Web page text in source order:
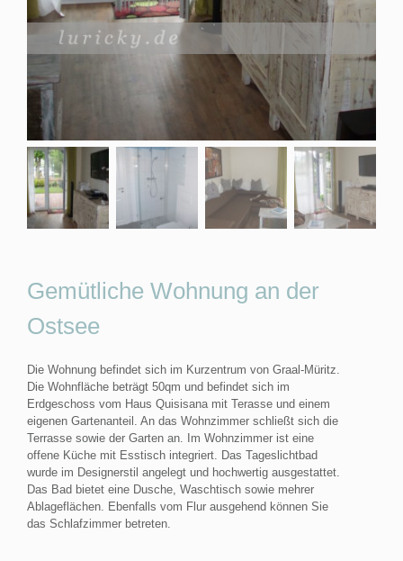
Gemütliche Wohnung an der
Ostsee
Die Wohnung befindet sich im Kurzentrum von Graal-Müritz.
Die Wohnfläche beträgt 50qm und befindet sich im
Erdgeschoss vom Haus Quisisana mit Terasse und einem
eigenen Gartenanteil. An das Wohnzimmer schließt sich die
Terrasse sowie der Garten an. Im Wohnzimmer ist eine
offene Küche mit Esstisch integriert. Das Tageslichtbad
wurde im Designerstil angelegt und hochwertig ausgestattet.
Das Bad bietet eine Dusche, Waschtisch sowie mehrer
Ablageflächen. Ebenfalls vom Flur ausgehend können Sie
das Schlafzimmer betreten.